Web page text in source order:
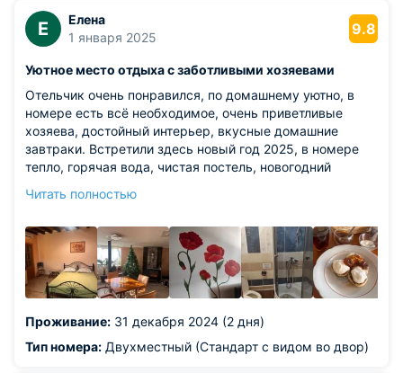
окнами.
Е
Елена
1 января 2025
9.8
Уютное место отдыха с заботливыми хозяевами
Отельчик очень понравился, по домашнему уютно, в
номере есть всё необходимое, очень приветливые
хозяева, достойный интерьер, вкусные домашние
завтраки. Встретили здесь новый год 2025, в номере
тепло, горячая вода, чистая постель, новогодний
Воронцовского дворца, чистый воздух, красивейшая
для хорошего отдыха. Обязательно вернёмся ещё не
раз!
Читать полностью
Проживание: 31 декабря 2024 (2 дня)
Тип номера: Двухместный (Стандарт с видом во двор)